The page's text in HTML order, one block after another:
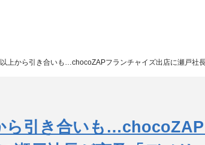
上から引き合いも…chocoZAPフランチャイズ出店に瀬戸社
ら引き合いも